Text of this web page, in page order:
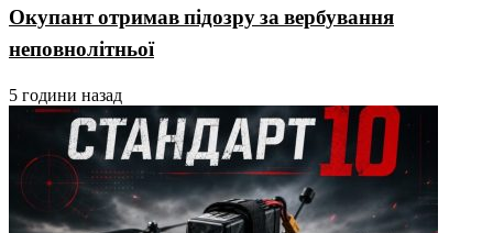
Окупант отримав підозру за вербування
неповнолітньої
5 години назад